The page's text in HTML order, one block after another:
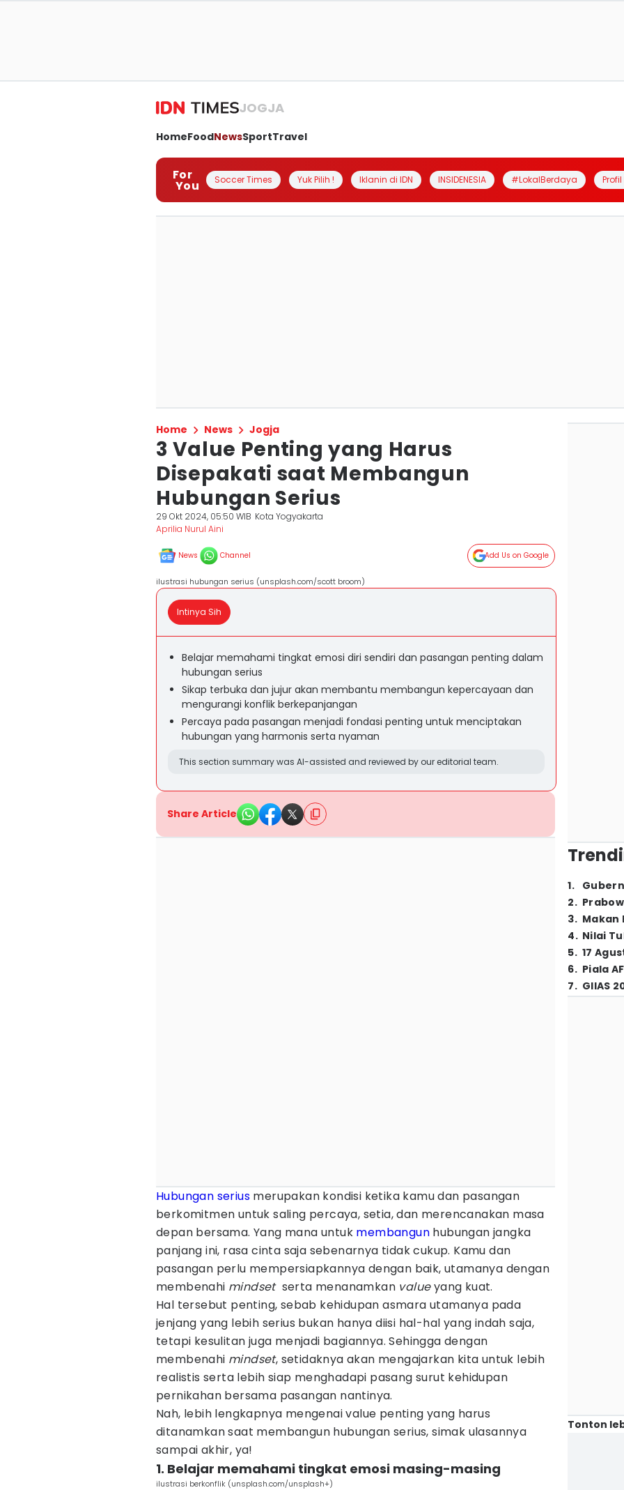
JOGJA
HomeFoodNewsSportTravel
For
You Soccer Times Yuk Pilih ! Iklanin di IDN INSIDENESIA #LokalBerdaya
Home News Jogja
3 Value Penting yang Harus
Disepakati saat Membangun
Hubungan Serius
29 Okt 2024, 05:50 WIB Kota Yogyakarta
Aprilia Nurul Aini
News Channel Add Us on Google
ilustrasi hubungan serius (unsplash.com/scott broom)
Intinya Sih
Belajar memahami tingkat emosi diri sendiri dan pasangan penting dalam
hubungan serius
Sikap terbuka dan jujur akan membantu membangun kepercayaan dan
mengurangi konflik berkepanjangan
Percaya pada pasangan menjadi fondasi penting untuk menciptakan
hubungan yang harmonis serta nyaman
This section summary was AI-assisted and reviewed by our editorial team.
Share Article
Hubungan serius merupakan kondisi ketika kamu dan pasangan
berkomitmen untuk saling percaya, setia, dan merencanakan masa
depan bersama. Yang mana untuk membangun hubungan jangka
panjang ini, rasa cinta saja sebenarnya tidak cukup. Kamu dan
pasangan perlu mempersiapkannya dengan baik, utamanya dengan
membenahi mindsetserta menanamkan valueyang kuat.
Hal tersebut penting, sebab kehidupan asmara utamanya pada
jenjang yang lebih serius bukan hanya diisi hal-hal yang indah saja,
tetapi kesulitan juga menjadi bagiannya. Sehingga dengan
membenahi mindset, setidaknya akan mengajarkan kita untuk lebih
realistis serta lebih siap menghadapi pasang surut kehidupan
pernikahan bersama pasangan nantinya.
Nah, lebih lengkapnya mengenai value penting yang harus
ditanamkan saat membangun hubungan serius, simak ulasannya
sampai akhir, ya!
1. Belajar memahami tingkat emosi masing-masing
ilustrasi berkonflik (unsplash.com/unsplash+)
1.
2.
3. Makan
4. Nilai
5. 17
6. Piala
7. GIIAS
Tonton